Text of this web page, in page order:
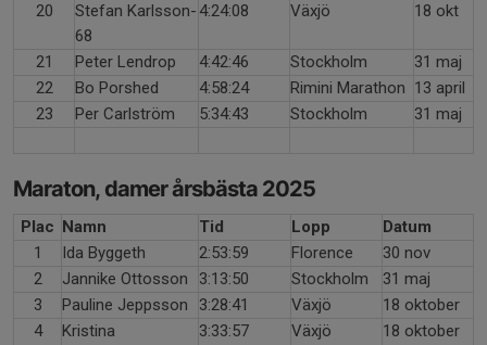
20
Stefan Karlsson-
68
4:24:08 Växjö 18 okt
21 Peter Lendrop 4:42:46 Stockholm
31 maj
22
Bo Porshed 4:58:24 Rimini Marathon 13 april
23
Per Carlström 5:34:43 Stockholm 31 maj
Maraton, damer årsbästa 2025
Plac Namn Tid Lopp
Datum
1
Ida Byggeth 2:53:59 Florence
30 nov
2
Jannike Ottosson 3:13:50 Stockholm
31 maj
3
Pauline Jeppsson 3:28:41 Växjö
18 oktober
4
Kristina
3:33:57 Växjö 18 oktober